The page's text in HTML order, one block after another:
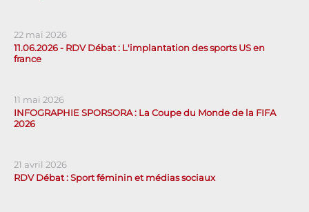
22 mai 2026
11.06.2026 - RDV Débat : L'implantation des sports US en
france
11 mai 2026
INFOGRAPHIE SPORSORA : La Coupe du Monde de la FIFA
2026
21 avril 2026
RDV Débat : Sport féminin et médias sociaux